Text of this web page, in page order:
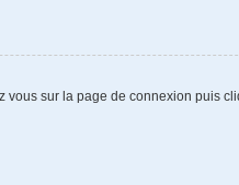
vous sur la page de connexion puis